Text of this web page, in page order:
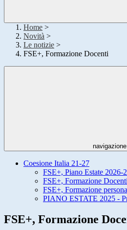
Home >
Novità >
Le notizie >
FSE+, Formazione Docenti
navigazione
Coesione Italia 21-27
FSE+, Piano Estate 2026-
FSE+, Formazione Docenti
FSE+, Formazione
PIANO ESTATE 2025 -
FSE+, Formazione